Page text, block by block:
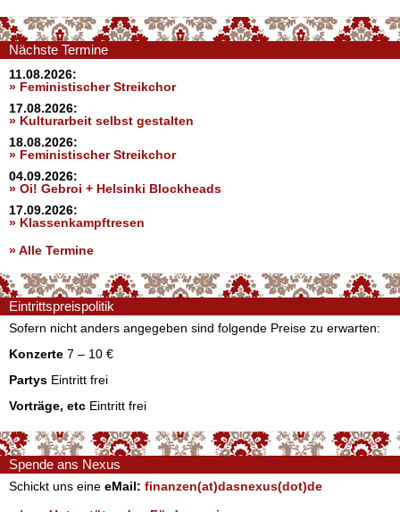
Nächste Termine
11.08.2026:
» Feministischer Streikchor
17.08.2026:
» Kulturarbeit selbst gestalten
18.08.2026:
» Feministischer Streikchor
04.09.2026:
» Oi! Gebroi + Helsinki Blockheads
17.09.2026:
» Klassenkampftresen
» Alle Termine
Eintrittspreispolitik
Sofern nicht anders angegeben sind folgende Preise zu erwarten:
Konzerte 7 – 10 €
Partys Eintritt frei
Vorträge, etc Eintritt frei
Spende ans Nexus
Schickt uns eine eMail: finanzen(at)dasnexus(dot)de